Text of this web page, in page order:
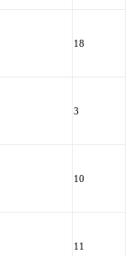
18
3
10
11